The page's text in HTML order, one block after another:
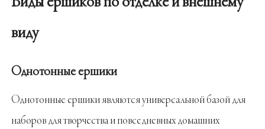
виду
Однотонные ершики
Однотонные ершики являются универсальной базой для
наборов для творчества и повседневных домашних